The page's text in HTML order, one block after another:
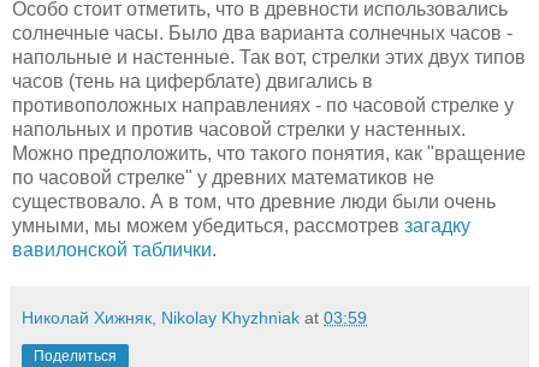
Особо стоит отметить, что в древности использовались
солнечные часы. Было два варианта солнечных часов -
напольные и настенные. Так вот, стрелки этих двух типов
часов (тень на циферблате) двигались в
противоположных направлениях - по часовой стрелке у
напольных и против часовой стрелки у настенных.
Можно предположить, что такого понятия, как "вращение
по часовой стрелке" у древних математиков не
существовало. А в том, что древние люди были очень
умными, мы можем убедиться, рассмотрев загадку
вавилонской таблички.
Николай Хижняк, Nikolay Khyzhniak at 03:59
Поделиться